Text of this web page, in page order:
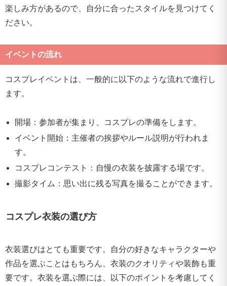
楽しみ方があるので、自分に合ったスタイルを見つけてく
ださい。
イベントの流れ
コスプレイベントは、一般的に以下のような流れで進行し
ます。
開場：参加者が集まり、コスプレの準備をします。
イベント開始：主催者の挨拶やルール説明が行われま
す。
コスプレコンテスト：自慢の衣装を披露する場です。
撮影タイム：思い出に残る写真を撮ることができます。
コスプレ衣装の選び方
衣装選びはとても重要です。自分の好きなキャラクターや
作品を選ぶことはもちろん、衣装のクオリティや装飾も重
要です。衣装を選ぶ際には、以下のポイントを考慮してく